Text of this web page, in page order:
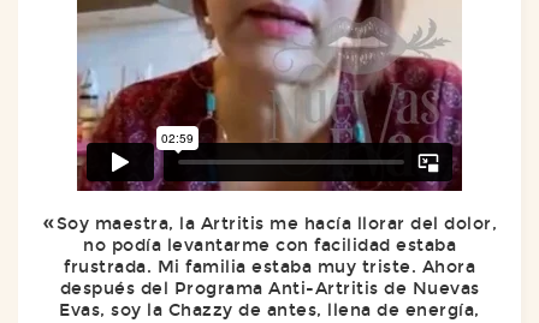
Soy maestra, la Artritis me hacía llorar del dolor,
no podía levantarme con facilidad estaba
frustrada. Mi familia estaba muy triste. Ahora
después del Programa Anti-Artritis de Nuevas
Evas, soy la Chazzy de antes, llena de energía,